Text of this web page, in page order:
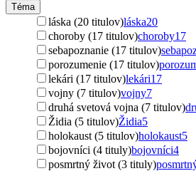
Téma
láska (20 titulov)láska20
choroby (17 titulov)choroby17
sebapoznanie (17 titulov)
porozumenie (17 titulov)
lekári (17 titulov)lekári17
vojny (7 titulov)vojny7
druhá svetová vojna (7 titulov)
Židia (5 titulov)Židia5
holokaust (5 titulov)holokaust5
bojovníci (4 tituly)bojovníci4
posmrtný život (3 tituly)